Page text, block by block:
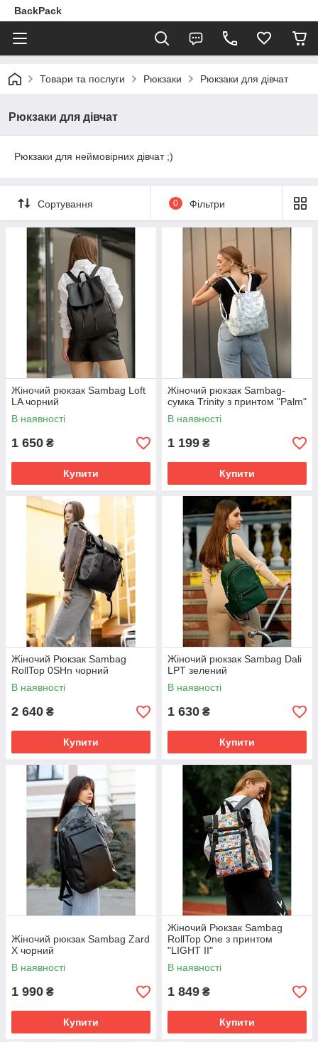
BackPack
Товари та послуги Рюкзаки Рюкзаки для дівчат
Рюкзаки для дівчат
Рюкзаки для неймовірних дівчат ;)
Сортування 0 Фільтри
Жіночий рюкзак Sambag Loft
LA чорний
В наявності
1 650 ₴
Купити
Жіночий рюкзак Sambag-
сумка Trinity з принтом "Palm"
В наявності
1 199 ₴
Купити
Жіночий Рюкзак Sambag
RollTop 0SHn чорний
В наявності
2 640 ₴
Купити
Жіночий рюкзак Sambag Dali
LPT зелений
В наявності
1 630 ₴
Купити
Жіночий рюкзак Sambag Zard
Х чорний
В наявності
1 990 ₴
Купити
Жіночий Рюкзак Sambag
RollTop One з принтом
"LIGHT II"
В наявності
1 849 ₴
Купити